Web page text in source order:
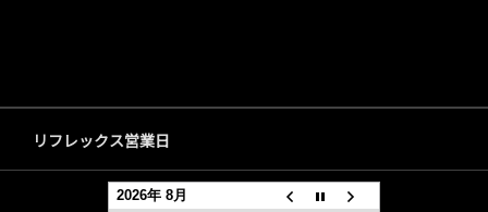
リフレックス営業日
2026年 8月